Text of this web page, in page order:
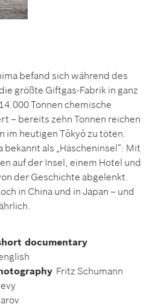
befand sich während des
größte Giftgas-Fabrik in ganz
Tonnen chemische
– bereits zehn Tonnen reichen
im heutigen Tōkyō zu töten.
als „Häscheninsel“: Mit
auf der Insel, einem Hotel und
der Geschichte abgelenkt.
in China und in Japan – und
documentary
Fritz Schumann